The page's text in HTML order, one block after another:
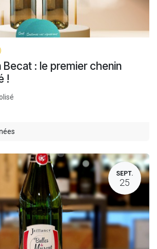
: le premier chenin
!
SEPT.
25